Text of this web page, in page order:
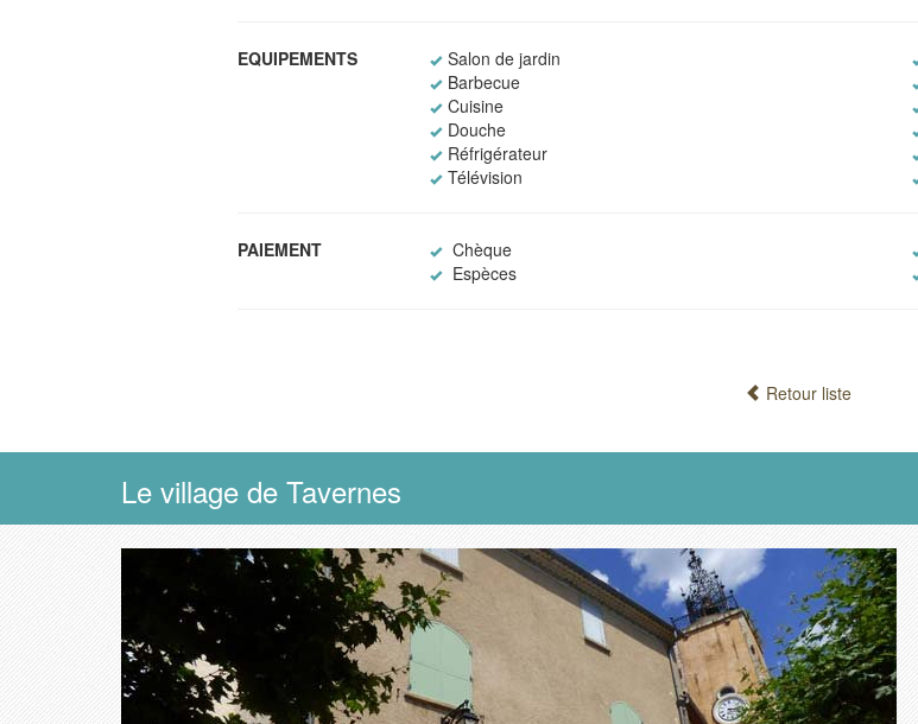
EQUIPEMENTS Salon de jardin
Barbecue
Cuisine
Douche
Réfrigérateur
Télévision
PAIEMENT Chèque
Espèces
Retour liste
Le village de Tavernes